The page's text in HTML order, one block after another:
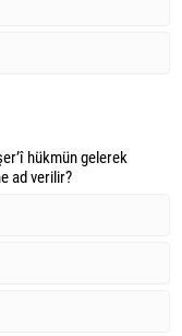
hükmün gelerek
ad verilir?